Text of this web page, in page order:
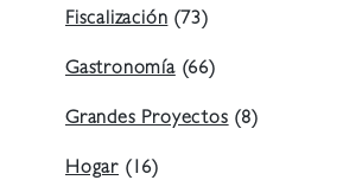
Fiscalización (73)
Gastronomía(66)
Grandes Proyectos (8)
Hogar (16)